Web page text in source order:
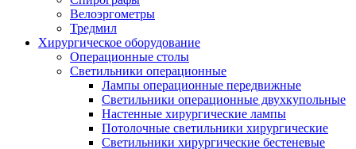
Велоэргометры
Тредмил
Хирургическое оборудование
Операционные столы
Светильники операционные
Лампы операционные передвижные
Светильники операционные двухкупольные
Настенные хирургические лампы
Потолочные светильники хирургические
Светильники хирургические бестеневые